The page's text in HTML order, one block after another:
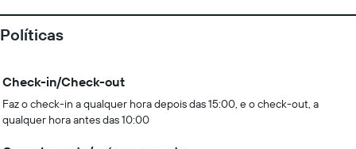
Políticas
Check-in/Check-out
Faz o check-in a qualquer hora depois das 15:00, e o check-out, a
qualquer hora antes das 10:00